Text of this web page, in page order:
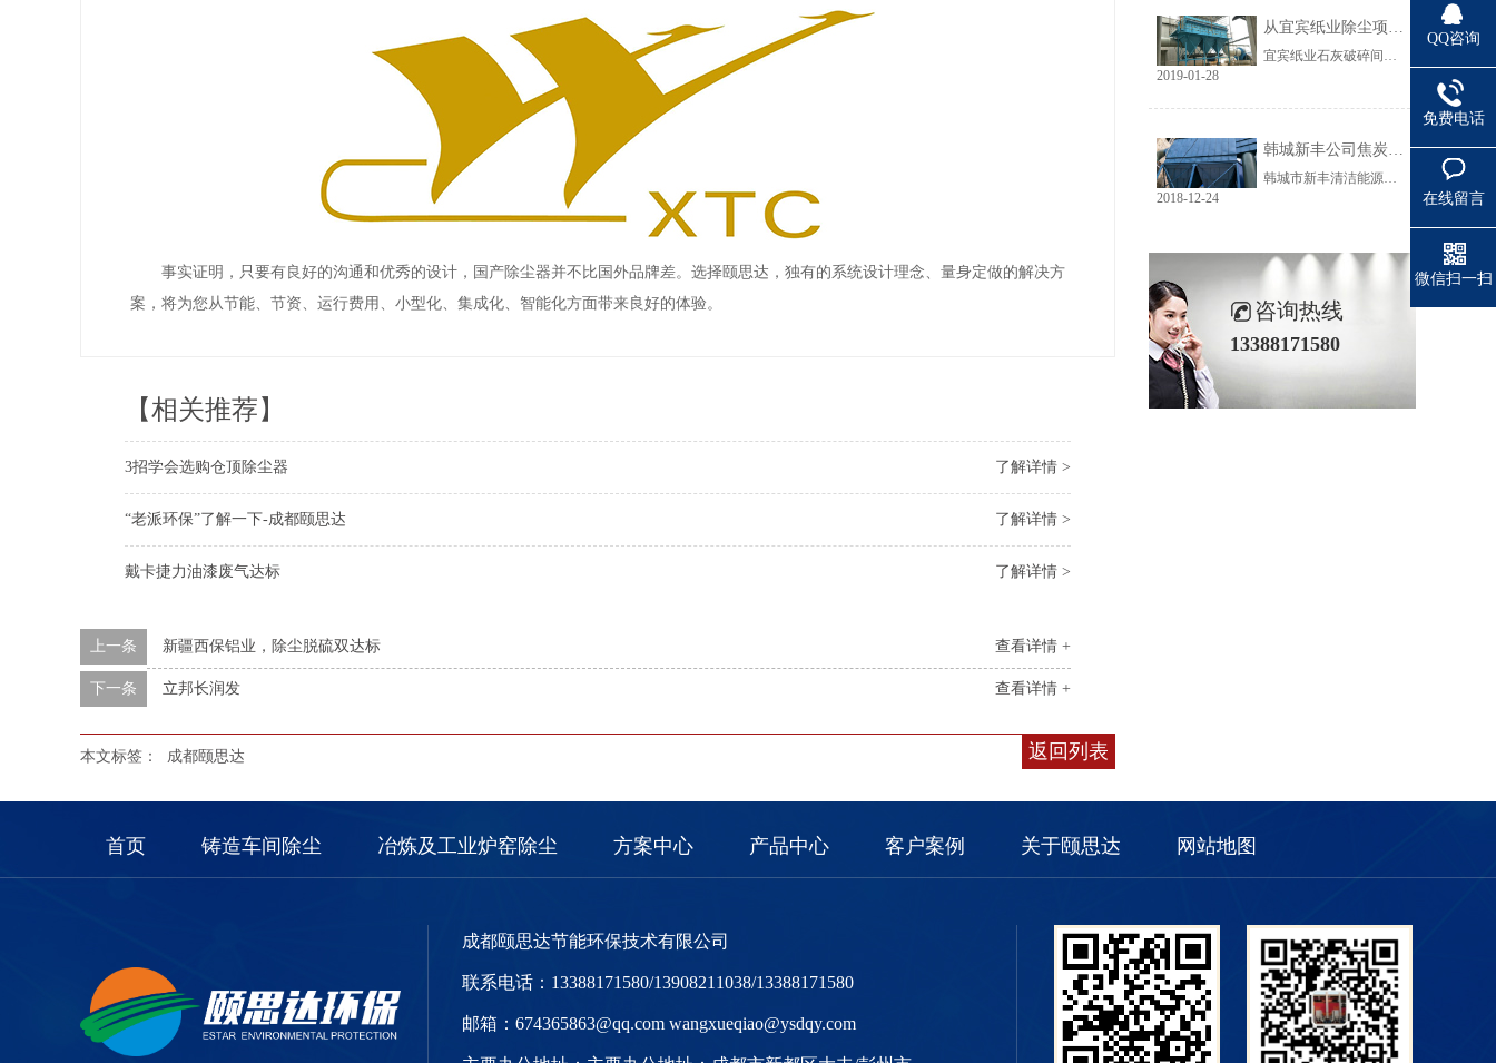
事实证明，只要有良好的沟通和优秀的设计，国产除尘器并不比国外品牌差。选择颐思达，独有的系统设计理念、量身定做的解决方
案，将为您从节能、节资、运行费用、小型化、集成化、智能化方面带来良好的体验。
【相关推荐】
了解详情 >
3招学会选购仓顶除尘器
了解详情 >
“老派环保”了解一下-成都颐思达
了解详情 >
戴卡捷力油漆废气达标
查看详情 +
上一条 新疆西保铝业，除尘脱硫双达标
查看详情 +
下一条 立邦长润发
返回列表
本文标签： 成都颐思达
从宜宾纸业除尘项目成功范例看低成本环保
宜宾纸业石灰破碎间除尘工程于近期完工，在不足30立方的空间内集成了超过三个篮球场大小的过滤面积，处理风量达每小时7万立方，实现了小体积除尘器处理大风量，开启低成本环保的时代，给处在环保高压政策下不堪重负的企业主们带来福音......
2019-01-28
韩城新丰公司焦炭输送线除尘工程完美收官
韩城市新丰清洁能源科技有限公司隶属于上市公司黑猫焦化，焦炭输送线除尘系统于近期完美收官。该输送线共计500多米长，通过布置在高空走廊里的输送皮带连接为一条完整的生产线，过程分为投料、破碎、筛分、传送等工艺。整条输送线分四个转运站、两条分流线，将制备好的焦炭送入煤气生产工段。各个工艺阶段均有大量焦炭粉尘产生，这不仅严重影响现场职业卫生，而且因产尘点高，污染面覆盖范围广。
2018-12-24
咨询热线
13388171580
首页 铸造车间除尘 冶炼及工业炉窑除尘 方案中心 产品中心 客户案例 关于颐思达 网站地图
成都颐思达节能环保技术有限公司
联系电话：13388171580/13908211038/13388171580
邮箱：674365863@qq.com wangxueqiao@ysdqy.com
QQ咨询
免费电话
在线留言
微信扫一扫